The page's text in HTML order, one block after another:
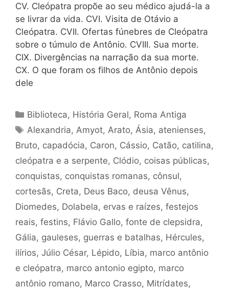
CV. Cleópatra propõe ao seu médico ajudá-la a
se livrar da vida. CVI. Visita de Otávio a
Cleópatra. CVII. Ofertas fúnebres de Cleópatra
sobre o túmulo de Antônio. CVIII. Sua morte.
CIX. Divergências na narração da sua morte.
CX. O que foram os filhos de Antônio depois
dele
Categorias
Biblioteca, História Geral, Roma Antiga
Tags
Alexandria, Amyot, Arato, Ásia, atenienses,
Bruto, capadócia, Caron, Cássio, Catão, catilina,
cleópatra e a serpente, Clódio, coisas públicas,
conquistas, conquistas romanas, cônsul,
cortesãs, Creta, Deus Baco, deusa Vênus,
Diomedes, Dolabela, ervas e raízes, festejos
reais, festins, Flávio Gallo, fonte de clepsidra,
Gália, gauleses, guerras e batalhas, Hércules,
ilírios, Júlio César, Lépido, Líbia, marco antônio
e cleópatra, marco antonio egipto, marco
antônio romano, Marco Crasso, Mitrídates,